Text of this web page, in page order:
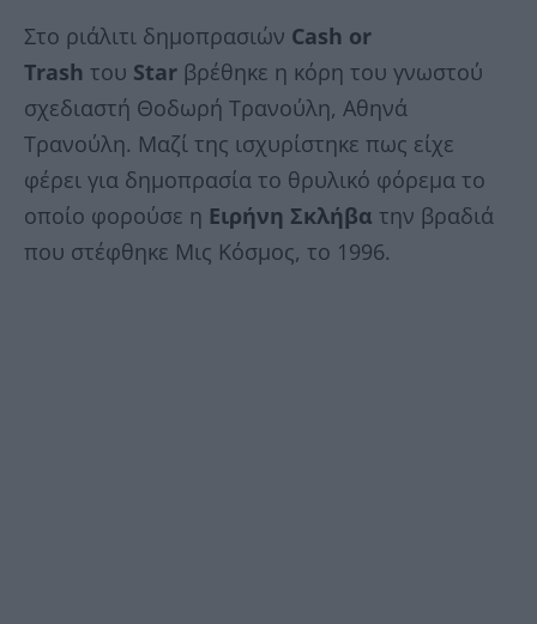
Στο ριάλιτι δημοπρασιών Cash or
Trash του Star βρέθηκε η κόρη του γνωστού
σχεδιαστή Θοδωρή Τρανούλη, Αθηνά
Τρανούλη. Μαζί της ισχυρίστηκε πως είχε
φέρει για δημοπρασία το θρυλικό φόρεμα το
οποίο φορούσε η Ειρήνη Σκλήβα την βραδιά
που στέφθηκε Μις Κόσμος, το 1996.